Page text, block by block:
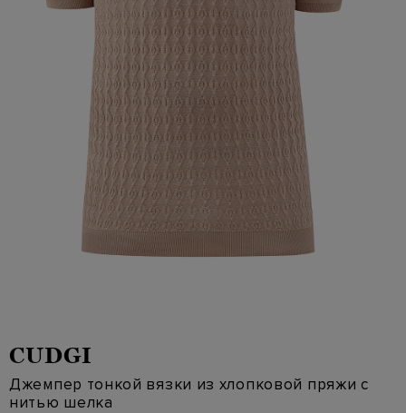
CUDGI
Джемпер тонкой вязки из хлопковой пряжи с
нитью шелка